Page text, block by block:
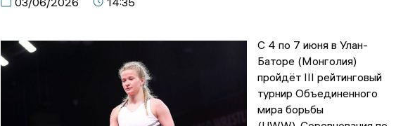
С 4 по 7 июня в Улан-
Баторе (Монголия)
пройдёт III рейтинговый
турнир Объединенного
мира борьбы